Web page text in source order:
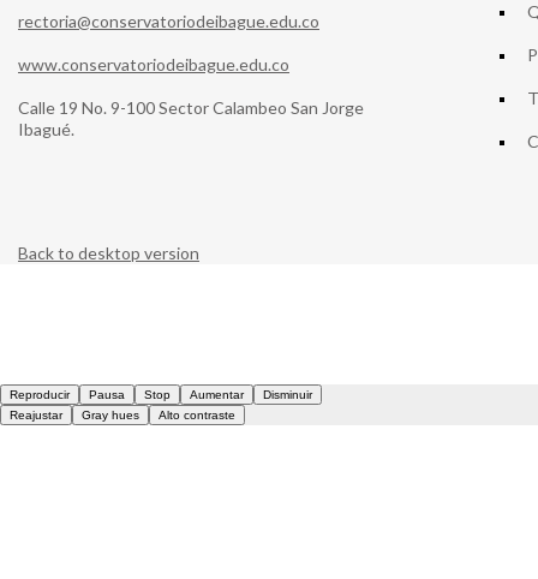
rectoria@conservatoriodeibague.edu.co
www.conservatoriodeibague.edu.co
Calle 19 No. 9-100 Sector Calambeo San Jorge
Ibagué.
Back to desktop version